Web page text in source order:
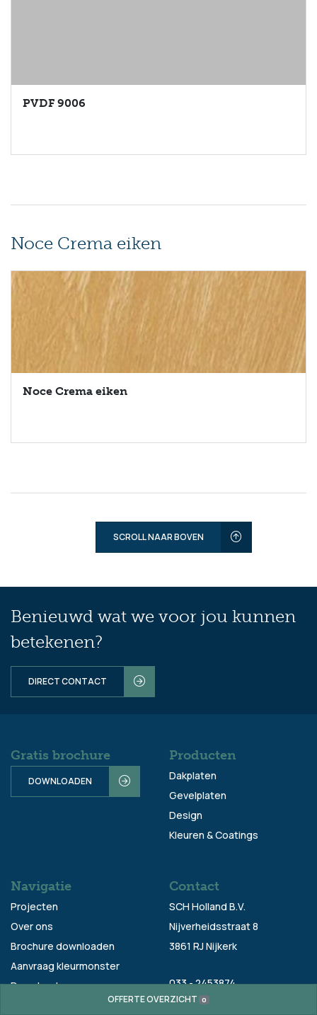
PVDF 9006
Noce Crema eiken
Noce Crema eiken
SCROLL NAAR BOVEN
Benieuwd wat we voor jou kunnen
betekenen?
DIRECT CONTACT
Gratis brochure
DOWNLOADEN
Producten
Dakplaten
Gevelplaten
Design
Kleuren & Coatings
Navigatie
Projecten
Over ons
Brochure downloaden
Aanvraag kleurmonster
Downloads
Contact
SCH Holland B.V.
Nijverheidsstraat 8
3861 RJ Nijkerk
033 - 2453874
Verkoop-
OFFERTE OVERZICHT 0